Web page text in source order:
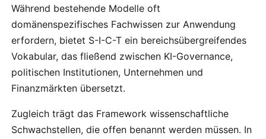
Während bestehende Modelle oft
domänenspezifisches Fachwissen zur Anwendung
erfordern, bietet S-I-C-T ein bereichsübergreifendes
Vokabular, das fließend zwischen KI-Governance,
politischen Institutionen, Unternehmen und
Finanzmärkten übersetzt.
Zugleich trägt das Framework wissenschaftliche
Schwachstellen, die offen benannt werden müssen. In